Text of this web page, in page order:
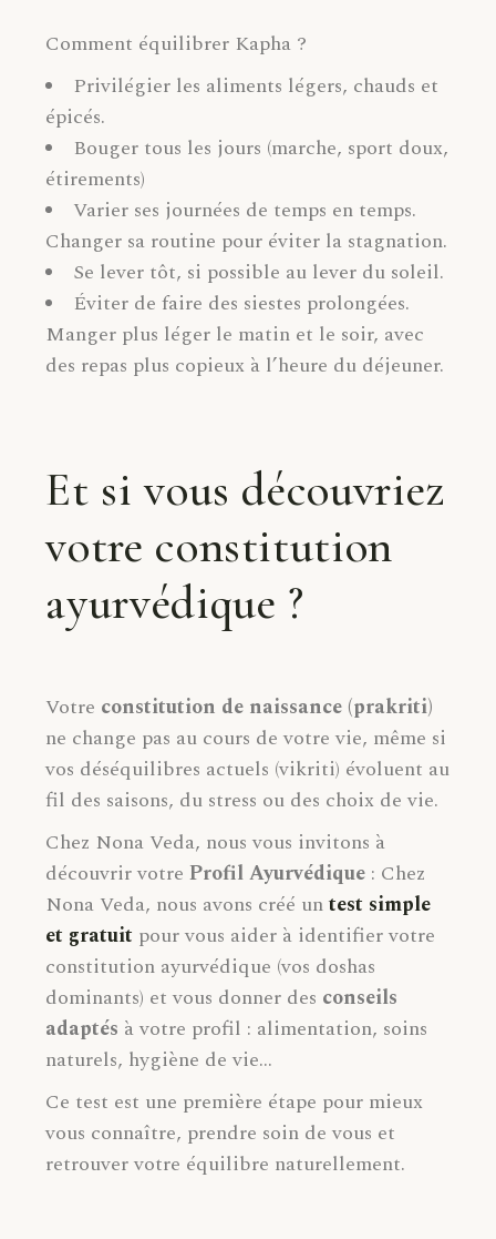
Comment équilibrer Kapha ?
Privilégier les aliments légers, chauds et
épicés.
Bouger tous les jours (marche, sport doux,
étirements)
Varier ses journées de temps en temps.
Changer sa routine pour éviter la stagnation.
Se lever tôt, si possible au lever du soleil.
Éviter de faire des siestes prolongées.
Manger plus léger le matin et le soir, avec
des repas plus copieux à l’heure du déjeuner.
Et si vous découvriez
votre constitution
ayurvédique ?
Votre constitution de naissance (prakriti)
ne change pas au cours de votre vie, même si
vos déséquilibres actuels (vikriti) évoluent au
fil des saisons, du stress ou des choix de vie.
Chez Nona Veda, nous vous invitons à
découvrir votreProfil Ayurvédique : Chez
Nona Veda, nous avons créé untest simple
et gratuit pour vous aider à identifier votre
constitution ayurvédique (vos doshas
dominants) et vous donner des conseils
adaptés à votre profil : alimentation, soins
naturels, hygiène de vie…
Ce test est une première étape pour mieux
vous connaître, prendre soin de vous et
retrouver votre équilibre naturellement.